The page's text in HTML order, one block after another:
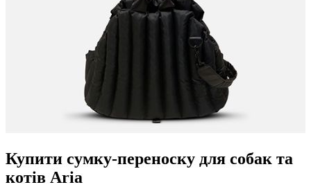
Купити сумку-переноску для собак та
котів Aria